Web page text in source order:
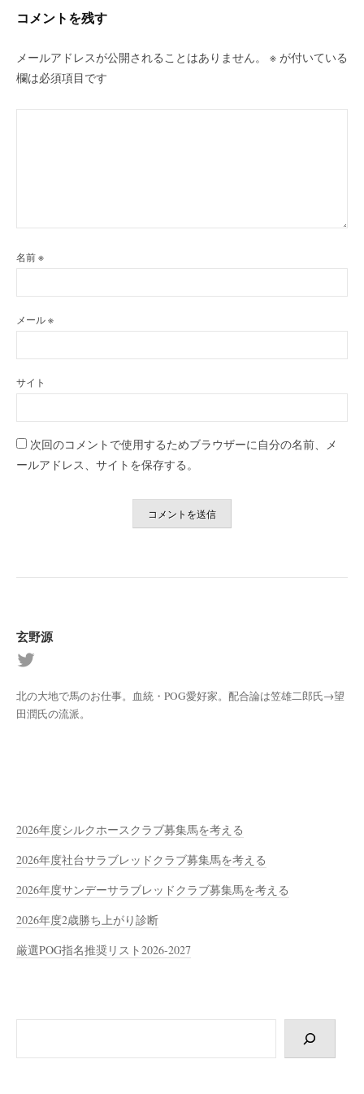
ン
コメントを残す
メールアドレスが公開されることはありません。 ※ が付いている
欄は必須項目です
名前※
メール※
サイト
次回のコメントで使用するためブラウザーに自分の名前、メ
ールアドレス、サイトを保存する。
玄野源
北の大地で馬のお仕事。血統・POG愛好家。配合論は笠雄二郎氏→望
田潤氏の流派。
2026年度シルクホースクラブ募集馬を考える
2026年度社台サラブレッドクラブ募集馬を考える
2026年度サンデーサラブレッドクラブ募集馬を考える
2026年度2歳勝ち上がり診断
厳選POG指名推奨リスト2026-2027